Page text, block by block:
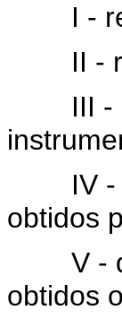
I -
II -
III -
IV -
obtidos
V -
obtidos